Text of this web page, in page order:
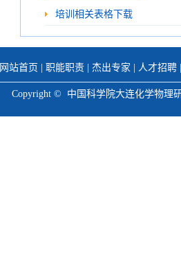
培训相关表格下载
网站首页 职能职责| 杰出专家 人才招聘
Copyright © 中国科学院大连化学物